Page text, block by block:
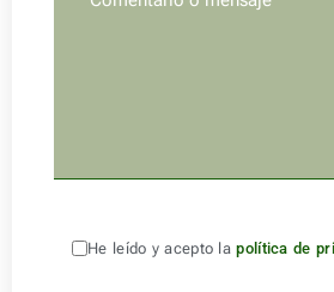
He leído y acepto lapolítica de